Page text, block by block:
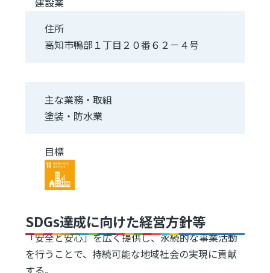
住所
高知市鴨部１丁目２０番６２－４号
主な業務・取組
塗装・防水業
目標
Image
SDGs達成に向けた経営方針等
「安全と安心」を広く提供し、永続的な事業活動
を行うことで、持続可能な地域社会の実現に貢献
する。